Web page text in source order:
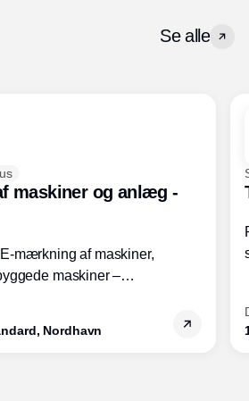
Se alle
maskiner og anlæg -
mærkning af maskiner,
maskiner –
Nordhavn